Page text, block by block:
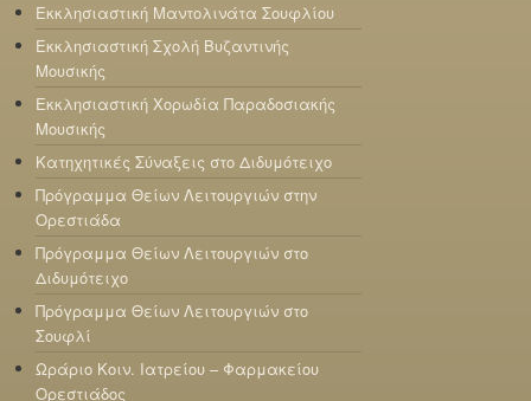
Εκκλησιαστική Μαντολινάτα Σουφλίου
Εκκλησιαστική Σχολή Βυζαντινής
Μουσικής
Εκκλησιαστική Χορωδία Παραδοσιακής
Μουσικής
Κατηχητικές Σύναξεις στο Διδυμότειχο
Πρόγραμμα Θείων Λειτουργιών στην
Ορεστιάδα
Πρόγραμμα Θείων Λειτουργιών στο
Διδυμότειχο
Πρόγραμμα Θείων Λειτουργιών στο
Σουφλί
Ωράριο Κοιν. Ιατρείου – Φαρμακείου
Ορεστιάδος